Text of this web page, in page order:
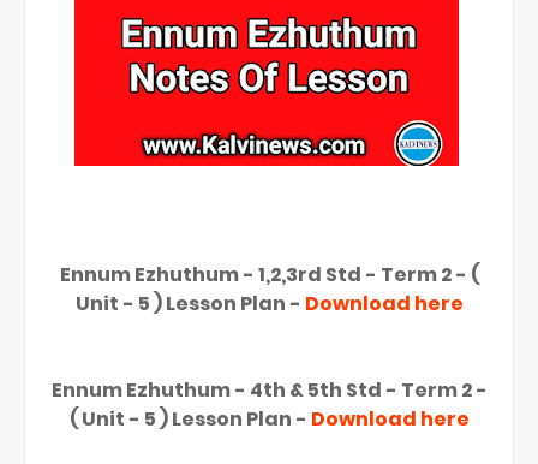
Ennum Ezhuthum - 1,2,3rd Std - Term 2 - (
Unit - 5 ) Lesson Plan - Download here
Ennum Ezhuthum - 4th & 5th Std - Term 2 -
( Unit - 5 ) Lesson Plan - Download here